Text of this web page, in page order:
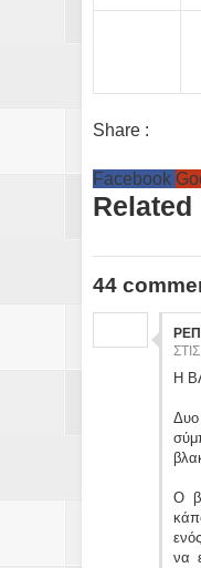
Share :
Facebook
Related
44
Η
Δυο
Ο
να